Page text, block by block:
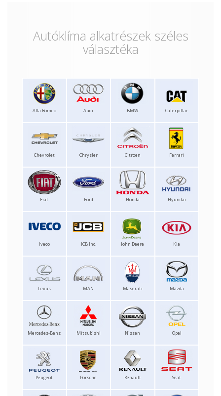
Autóklíma alkatrészek széles
választéka
Alfa Romeo Audi BMW Caterpillar
Chevrolet Chrysler Citroen Ferrari
Fiat Ford Honda Hyundai
Iveco JCB Inc. John Deere Kia
Lexus MAN Maserati Mazda
Mercedes-Benz Mitsubishi Nissan Opel
Peugeot Porsche Renault Seat